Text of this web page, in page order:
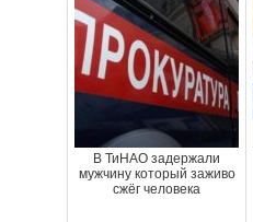
В ТиНАО задержали
мужчину который заживо
сжёг человека